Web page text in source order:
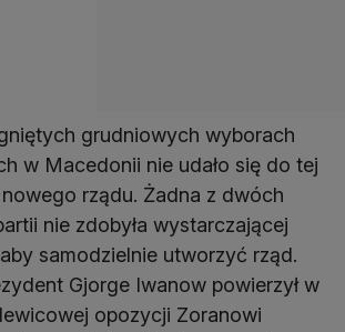
grudniowych wyborach
w Macedonii nie udało się do tej
rządu. Żadna z dwóch
nie zdobyła wystarczającej
samodzielnie utworzyć rząd.
Gjorge Iwanow powierzył w
opozycji Zoranowi